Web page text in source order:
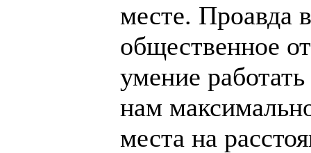
месте. Проавда
общественное
умение
нам
места на